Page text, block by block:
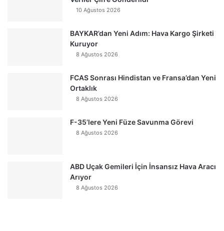
10 Ağustos 2026
BAYKAR’dan Yeni Adım: Hava Kargo Şirketi
Kuruyor
8 Ağustos 2026
FCAS Sonrası Hindistan ve Fransa’dan Yeni
Ortaklık
8 Ağustos 2026
F-35’lere Yeni Füze Savunma Görevi
8 Ağustos 2026
ABD Uçak Gemileri İçin İnsansız Hava Aracı
Arıyor
8 Ağustos 2026